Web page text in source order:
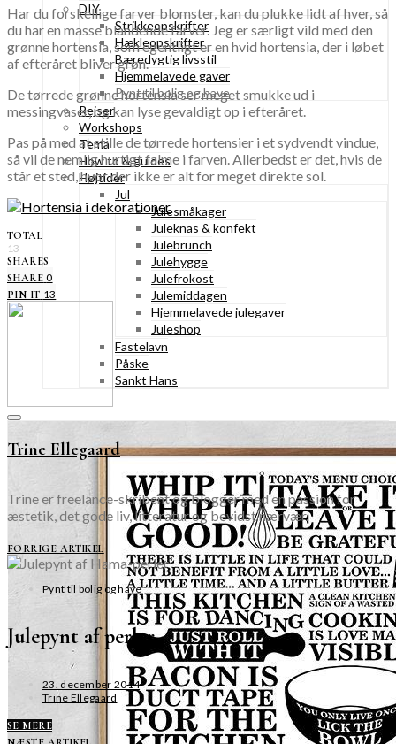
DIY
Strikkeopskrifter
Hækleopskrifter
Bæredygtig livsstil
Hjemmelavede gaver
Pynt til bolig og have
Rejser
Workshops
Tema
How to & guides
Højtider
Jul
Julesmåkager
Juleknas & konfekt
Julebrunch
Julehygge
Julefrokost
Julemiddagen
Hjemmelavede julegaver
Juleshop
Fastelavn
Påske
Sankt Hans
Har du forskellige farver blomster, kan du plukke lidt af hver, så
du har en masse blandende farver. Jeg er særligt vild med den
grønne hortensia, som egentligt er en hvid hortensia, der i løbet
af efteråret bliver grøn.
De tørrede grønne hortensia ser meget smukke ud i
messingvaser, og kan lyse gevaldigt op i efteråret.
Pas på med at stille de tørrede hortensier i et sydvendt vindue,
så vil de nemlig hurtigt falme i farven. Allerbedst er det, hvis de
står et sted, hvor der ikke er alt for meget direkte sol.
TOTAL
13
SHARES
SHARE 0
PIN IT 13
Trine Ellegaard
Trine er freelance-skribent og blogger med en passion for
æstetik, det gode liv, litteratur og bevidst nærvær.
FORRIGE ARTIKEL
Pynt til bolig og have
Julepynt af perler
23. december 2014
Trine Ellegaard
SE MERE